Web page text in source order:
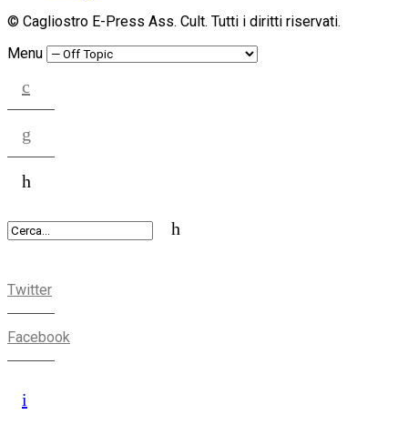
© Cagliostro E-Press Ass. Cult. Tutti i diritti riservati.
Menu
Twitter
Facebook